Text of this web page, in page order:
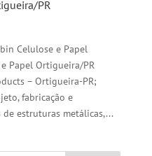
PR
Celulose e Papel
Papel Ortigueira/PR
– Ortigueira-PR;
fabricação e
estruturas metálicas,...